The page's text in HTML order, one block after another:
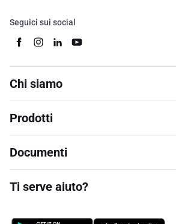
Seguici sui social
Chi siamo
Prodotti
Documenti
Ti serve aiuto?